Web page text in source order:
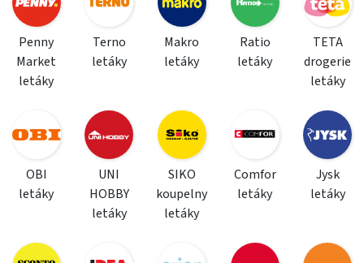
Penny
Market
letáky
Terno
letáky
Makro
letáky
Ratio
letáky
TETA
drogerie
letáky
OBI
letáky
UNI
HOBBY
letáky
SIKO
koupelny
letáky
Comfor
letáky
Jysk
letáky